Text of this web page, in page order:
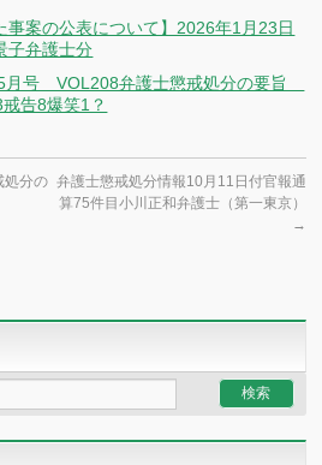
事案の公表について】2026年1月23日
弁護士分
5月号 VOL208弁護士懲戒処分の要旨
告8爆笑1？
処分の 弁護士懲戒処分情報10月11日付官報通
算75件目小川正和弁護士（第一東京）
→